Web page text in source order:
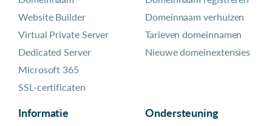
Website Builder
Virtual Private Server
Dedicated Server
Microsoft 365
SSL-certificaten
Domeinnaam verhuizen
Tarieven domeinnamen
Nieuwe domeinextensies
Informatie Ondersteuning